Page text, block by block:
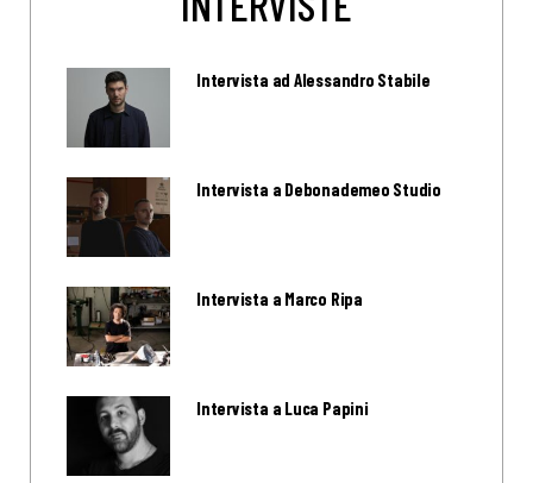
Intervista ad Alessandro Stabile
Intervista a Debonademeo Studio
Intervista a Marco Ripa
Intervista a Luca Papini